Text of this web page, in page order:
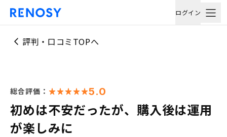
ログイン
評判・口コミTOPへ
総合評価： 5.0
初めは不安だったが、購入後は運用
が楽しみに